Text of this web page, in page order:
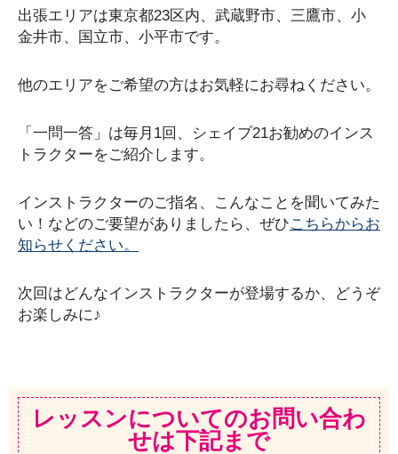
出張エリアは東京都23区内、武蔵野市、三鷹市、小
金井市、国立市、小平市です。
他のエリアをご希望の方はお気軽にお尋ねください。
「一問一答」は毎月1回、シェイプ21お勧めのインス
トラクターをご紹介します。
インストラクターのご指名、こんなことを聞いてみた
い！などのご要望がありましたら、ぜひこちらからお
知らせください。
次回はどんなインストラクターが登場するか、どうぞ
お楽しみに♪
レッスンについてのお問い合わ
せは下記まで